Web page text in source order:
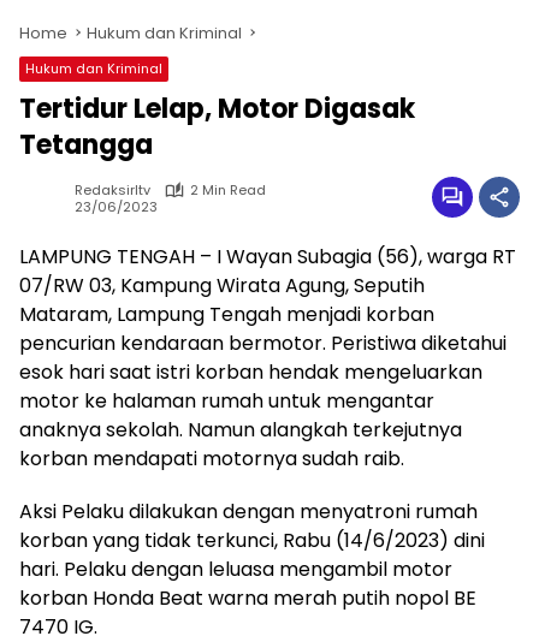
Home Hukum dan Kriminal
Hukum dan Kriminal
Tertidur Lelap, Motor Digasak
Tetangga
Redaksirltv
2 Min Read
23/06/2023
LAMPUNG TENGAH – I Wayan Subagia (56), warga RT
07/RW 03, Kampung Wirata Agung, Seputih
Mataram, Lampung Tengah menjadi korban
pencurian kendaraan bermotor. Peristiwa diketahui
esok hari saat istri korban hendak mengeluarkan
motor ke halaman rumah untuk mengantar
anaknya sekolah. Namun alangkah terkejutnya
korban mendapati motornya sudah raib.
Aksi Pelaku dilakukan dengan menyatroni rumah
korban yang tidak terkunci, Rabu (14/6/2023) dini
hari. Pelaku dengan leluasa mengambil motor
korban Honda Beat warna merah putih nopol BE
7470 IG.